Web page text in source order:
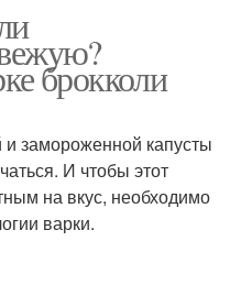
брокколи
замороженной капусты
И чтобы этот
на вкус, необходимо
варки.